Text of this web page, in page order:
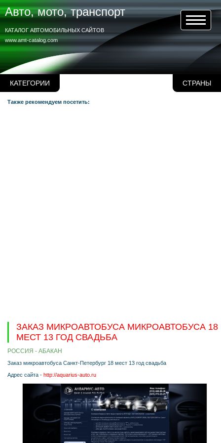
КАТЕГОРИИ СТРАНЫ
Авто, мото, транспорт
www.amt-catalog.com
КАТАЛОГ АВТОМОБИЛЬНЫХ САЙТОВ
Также рекомендуем посетить:
ЗАКАЗ МИКРОАВТОБУСА МИКРОАВТОБУСА 18
МЕСТ 13 ГОД СВАДЬБА
РОССИЯ - АБАКАН
Заказ микроавтобуса Санкт-Петербург 18 мест 13 год свадьба
Адрес сайта - http://aquarius-auto.ru